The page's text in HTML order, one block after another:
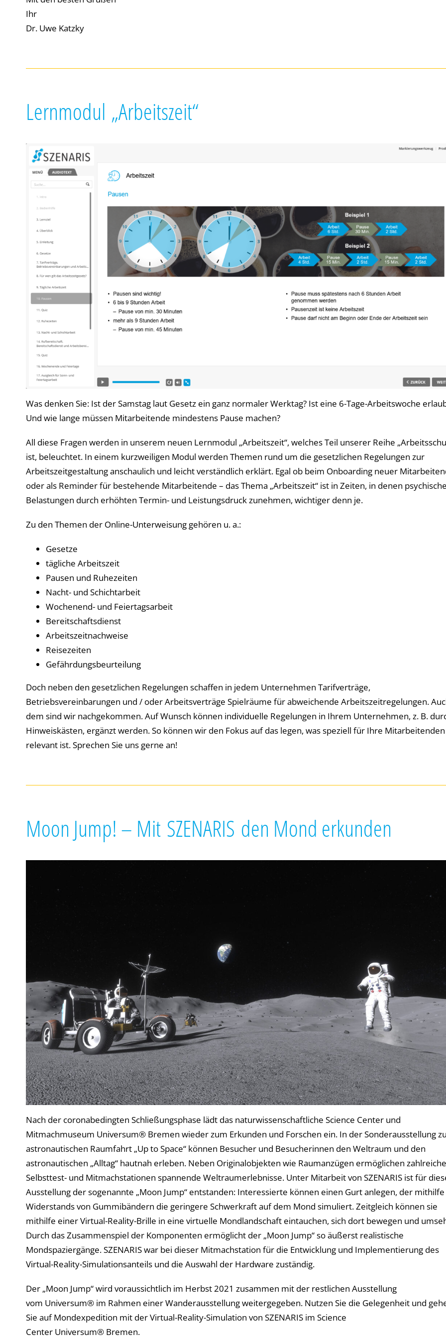
Ihr
Dr. Uwe Katzky
Lernmodul „Arbeitszeit“
Was denken Sie: Ist der Samstag laut Gesetz ein ganz normaler Werktag? Ist eine 6-Tage-Arbeitswoche
Und wie lange müssen Mitarbeitende mindestens Pause machen?
All diese Fragen werden in unserem neuen Lernmodul „Arbeitszeit“, welches Teil unserer Reihe
ist, beleuchtet. In einem kurzweiligen Modul werden Themen rund um die gesetzlichen Regelungen zur
Arbeitszeitgestaltung anschaulich und leicht verständlich erklärt. Egal ob beim Onboarding neuer
oder als Reminder für bestehende Mitarbeitende – das Thema „Arbeitszeit“ ist in Zeiten, in denen psychische
Belastungen durch erhöhten Termin- und Leistungsdruck zunehmen, wichtiger denn je.
Zu den Themen der Online-Unterweisung gehören u. a.:
Gesetze
tägliche Arbeitszeit
Pausen und Ruhezeiten
Nacht- und Schichtarbeit
Wochenend- und Feiertagsarbeit
Bereitschaftsdienst
Arbeitszeitnachweise
Reisezeiten
Gefährdungsbeurteilung
Doch neben den gesetzlichen Regelungen schaffen in jedem Unternehmen Tarifverträge,
Betriebsvereinbarungen und / oder Arbeitsverträge Spielräume für abweichende Arbeitszeitregelungen.
dem sind wir nachgekommen. Auf Wunsch können individuelle Regelungen in Ihrem Unternehmen, z. B.
Hinweiskästen, ergänzt werden. So können wir den Fokus auf das legen, was speziell für Ihre Mitarbeitenden
relevant ist. Sprechen Sie uns gerne an!
Moon Jump! – Mit SZENARIS den Mond erkunden
Nach der coronabedingten Schließungsphase lädt das naturwissenschaftliche Science Center und
Mitmachmuseum Universum® Bremen wieder zum Erkunden und Forschen ein. In der Sonderausstellung
astronautischen Raumfahrt „Up to Space“ können Besucher und Besucherinnen den Weltraum und den
astronautischen „Alltag“ hautnah erleben. Neben Originalobjekten wie Raumanzügen ermöglichen zahlreiche
Selbsttest- und Mitmachstationen spannende Weltraumerlebnisse. Unter Mitarbeit von SZENARIS ist für
Ausstellung der sogenannte „Moon Jump“ entstanden: Interessierte können einen Gurt anlegen, der
Widerstands von Gummibändern die geringere Schwerkraft auf dem Mond simuliert. Zeitgleich können sie
mithilfe einer Virtual-Reality-Brille in eine virtuelle Mondlandschaft eintauchen, sich dort bewegen und
Durch das Zusammenspiel der Komponenten ermöglicht der „Moon Jump“ so äußerst realistische
Mondspaziergänge. SZENARIS war bei dieser Mitmachstation für die Entwicklung und Implementierung des
Virtual-Reality-Simulationsanteils und die Auswahl der Hardware zuständig.
Der „Moon Jump“ wird voraussichtlich im Herbst 2021 zusammen mit der restlichen Ausstellung
vom Universum® im Rahmen einer Wanderausstellung weitergegeben. Nutzen Sie die Gelegenheit und
Sie auf Mondexpedition mit der Virtual-Reality-Simulation von SZENARIS im Science
Center Universum® Bremen.
Datenschutzeinstellungen